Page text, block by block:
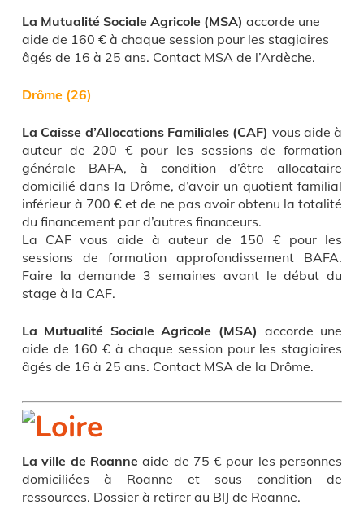
La Mutualité Sociale Agricole (MSA) accorde une
aide de 160 € à chaque session pour les stagiaires
âgés de 16 à 25 ans. Contact MSA de l’Ardèche.
Drôme (26)
La Caisse d’Allocations Familiales (CAF) vous aide à
auteur de 200 € pour les sessions de formation
générale BAFA, à condition d’être allocataire
domicilié dans la Drôme, d’avoir un quotient familial
inférieur à 700 € et de ne pas avoir obtenu la totalité
du financement par d’autres financeurs.
La CAF vous aide à auteur de 150 € pour les
sessions de formation approfondissement BAFA.
Faire la demande 3 semaines avant le début du
stage à la CAF.
La Mutualité Sociale Agricole (MSA) accorde une
aide de 160 € à chaque session pour les stagiaires
âgés de 16 à 25 ans. Contact MSA de la Drôme.
La ville de Roanneaide de 75 € pour les personnes
domiciliées à Roanne et sous condition de
ressources. Dossier à retirer au BIJ de Roanne.